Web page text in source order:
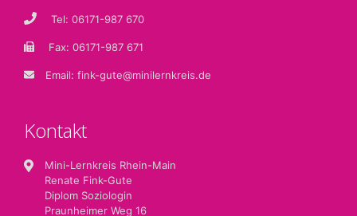
Tel: 06171-987 670
Fax: 06171-987 671
Email: fink-gute@minilernkreis.de
Kontakt
Mini-Lernkreis Rhein-Main
Renate Fink-Gute
Diplom Soziologin
Praunheimer Weg 16